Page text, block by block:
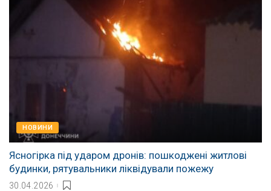
НОВИНИ
Ясногірка під ударом дронів: пошкоджені житлові
будинки, рятувальники ліквідували пожежу
30.04.2026